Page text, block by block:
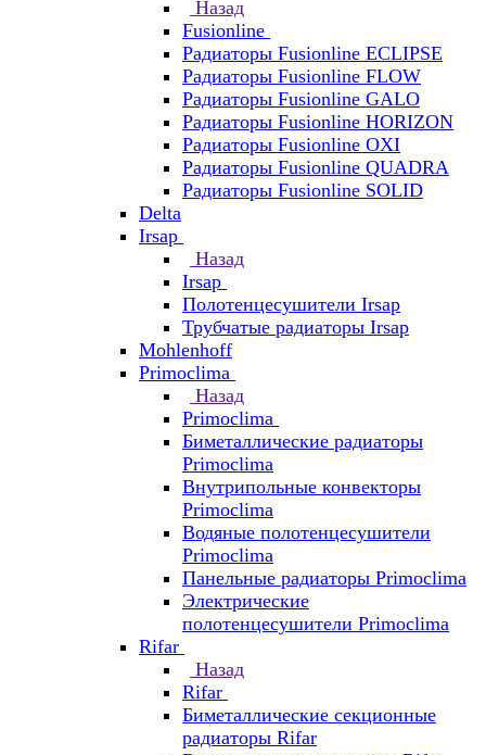
Назад
Fusionline
Радиаторы Fusionline ECLIPSE
Радиаторы Fusionline FLOW
Радиаторы Fusionline GALO
Радиаторы Fusionline HORIZON
Радиаторы Fusionline OXI
Радиаторы Fusionline QUADRA
Радиаторы Fusionline SOLID
Delta
Irsap
Назад
Irsap
Полотенцесушители Irsap
Трубчатые радиаторы Irsap
Mohlenhoff
Primoclima
Назад
Primoclima
Биметаллические радиаторы
Primoclima
Внутрипольные конвекторы
Primoclima
Водяные полотенцесушители
Primoclima
Панельные радиаторы Primoclima
Электрические
полотенцесушители Primoclima
Rifar
Назад
Rifar
Биметаллические секционные
радиаторы Rifar